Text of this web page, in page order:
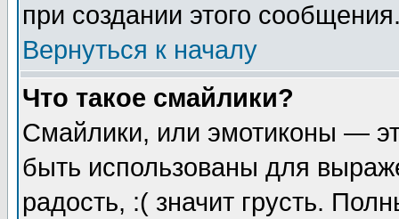
при создании этого
Вернуться к началу
Что такое смайлики?
Смайлики, или эмотиконы —
быть использованы для
радость, :( значит грусть.